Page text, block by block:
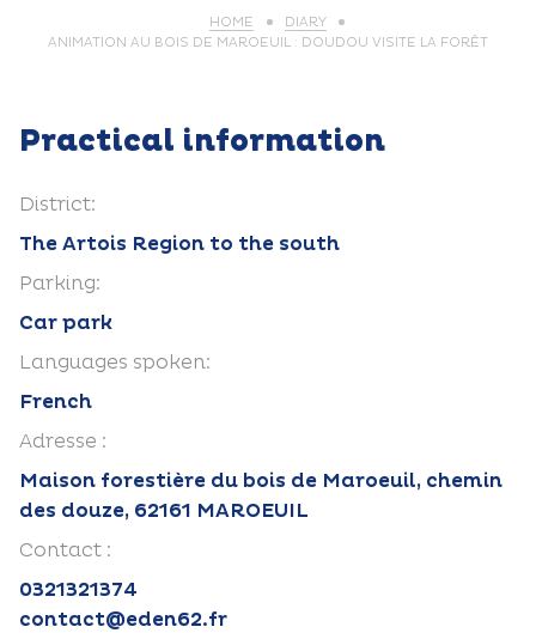
HOME
DIARY
ANIMATION AU BOIS DE MAROEUIL : DOUDOU VISITE LA FORÊT
Practical information
District:
The Artois Region to the south
Parking:
Car park
Languages spoken:
French
Adresse :
Maison forestière du bois de Maroeuil, chemin
des douze, 62161 MAROEUIL
Contact :
0321321374
contact@eden62.fr